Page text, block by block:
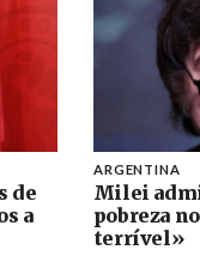
de
a
ARGENTINA
Milei
pobreza
terrível»